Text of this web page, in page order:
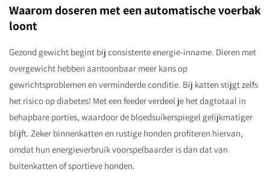
Waarom doseren met een automatische voerbak
loont
Gezond gewicht begint bij consistente energie-inname. Dieren met
overgewicht hebben aantoonbaar meer kans op
gewrichtsproblemen en verminderde conditie. Bij katten stijgt zelfs
het risico op diabetes! Met een feeder verdeel je het dagtotaal in
behapbare porties, waardoor de bloedsuikerspiegel gelijkmatiger
blijft. Zeker binnenkatten en rustige honden profiteren hiervan,
omdat hun energieverbruik voorspelbaarder is dan dat van
buitenkatten of sportieve honden.